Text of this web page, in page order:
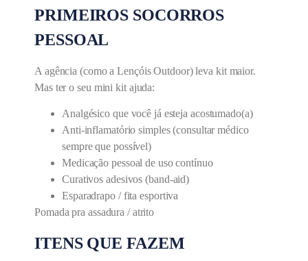
PRIMEIROS SOCORROS
PESSOAL
A agência (como a Lençóis Outdoor) leva kit maior.
Mas ter o seu mini kit ajuda:
Analgésico que você já esteja acostumado(a)
Anti-inflamatório simples (consultar médico
sempre que possível)
Medicação pessoal de uso contínuo
Curativos adesivos (band-aid)
Esparadrapo / fita esportiva
Pomada pra assadura / atrito
ITENS QUE FAZEM